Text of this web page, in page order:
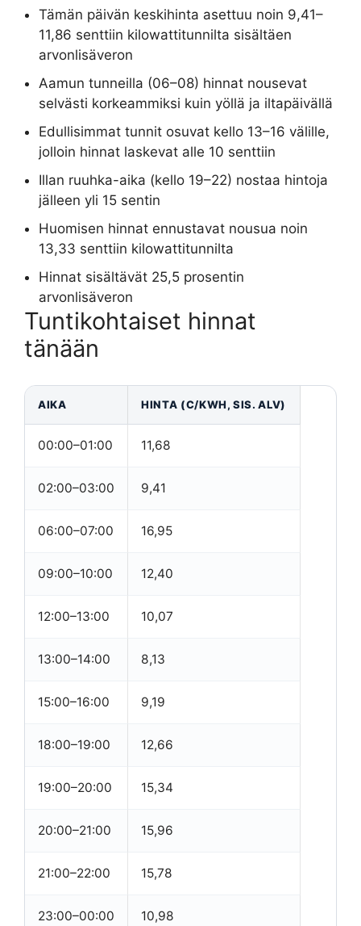
Tämän päivän keskihinta asettuu noin 9,41–
11,86 senttiin kilowattitunnilta sisältäen
arvonlisäveron
Aamun tunneilla (06–08) hinnat nousevat
selvästi korkeammiksi kuin yöllä ja iltapäivällä
Edullisimmat tunnit osuvat kello 13–16 välille,
jolloin hinnat laskevat alle 10 senttiin
Illan ruuhka-aika (kello 19–22) nostaa hintoja
jälleen yli 15 sentin
Huomisen hinnat ennustavat nousua noin
13,33 senttiin kilowattitunnilta
Hinnat sisältävät 25,5 prosentin
arvonlisäveron
Tuntikohtaiset hinnat
tänään
AIKA HINTA (C/KWH, SIS. ALV)
00:00–01:00 11,68
02:00–03:00 9,41
06:00–07:00 16,95
09:00–10:00 12,40
12:00–13:00 10,07
13:00–14:00 8,13
15:00–16:00 9,19
18:00–19:00 12,66
19:00–20:00 15,34
20:00–21:00 15,96
21:00–22:00 15,78
23:00–00:00 10,98